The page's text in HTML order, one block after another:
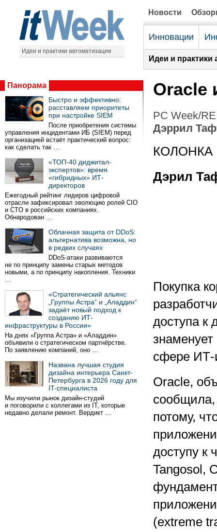
Идеи и практики автоматизации
Новости
Инновации
Идеи и практики
Панорама
Быстро и эффективно:
расставляем приоритеты
при настройке SIEM
После приобретения системы
управления инцидентами ИБ (SIEM) перед
организацией встаёт практический вопрос:
как сделать так …
«ТОП-40 диджитал-
экспертов»: время
«гибридных» ИТ-
директоров
Ежегодный рейтинг лидеров цифровой
отрасли зафиксировал эволюцию ролей CIO
и CTO в российских компаниях.
Обнародован …
Облачная защита от DDoS:
альтернатива возможна, но
в редких случаях
DDoS-атаки развиваются
не по принципу замены старых методов
новыми, а по принципу накопления. Техники
…
«Стратегический альянс
„Группы Астра“ и „Аладдин“
задаёт новый подход к
созданию ИТ-
инфраструктуры в России»
На днях «Группа Астра» и «Аладдин»
объявили о стратегическом партнёрстве.
По заявлению компаний, оно …
Названа лучшая студия
дизайна интерьера Санкт-
Петербурга в 2026 году для
IT-специалиста
Мы изучили рынок дизайн-студий
и поговорили с коллегами из IT, которые
недавно делали ремонт. Вердикт …
Oracle
PC Week/
Дэррил
КОЛОНКА
Дэрил
Покупка
доступа к
сфере ИТ-
Oracle,
сообщила,
потому,
доступу к
Tangosol,
(extreme